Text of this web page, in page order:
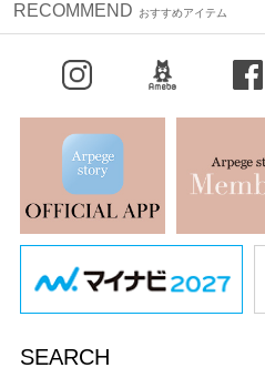
RECOMMEND おすすめアイテム
SEARCH